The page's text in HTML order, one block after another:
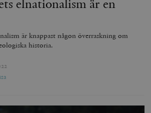
elnationalism är en
är knappast någon överraskning om
historia.